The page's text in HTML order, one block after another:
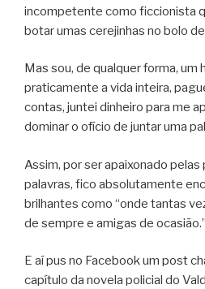
incompetente como ficcionista
botar umas cerejinhas no bolo
Mas sou, de qualquer forma,
praticamente a vida inteira,
contas, juntei dinheiro para me
dominar o ofício de juntar uma
Assim, por ser apaixonado pelas
palavras, fico absolutamente
brilhantes como “onde tantas
de sempre e amigas de ocasião.”
E aí pus no Facebook um post
capítulo da novela policial do